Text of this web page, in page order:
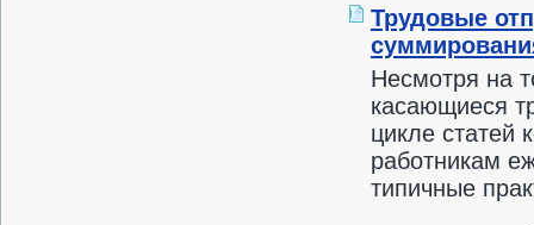
Трудовые
Несмотря на
касающиеся
цикле статей
работникам
типичные